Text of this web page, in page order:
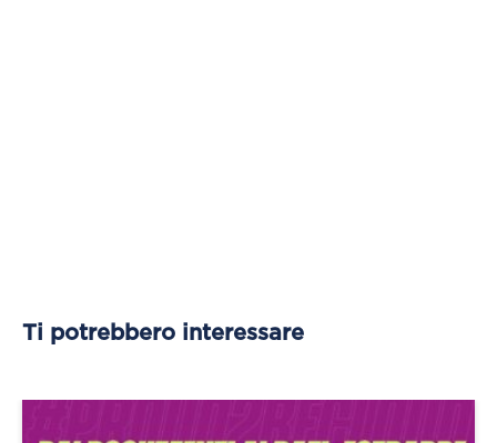
Ti potrebbero interessare